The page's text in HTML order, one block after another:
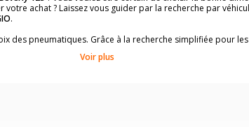
votre achat ? Laissez vous guider par la recherche par
.
des pneumatiques. Grâce à la recherche simplifiée pour
pneus ? Ces informations sont indiquées sur le flanc des
Voir plus